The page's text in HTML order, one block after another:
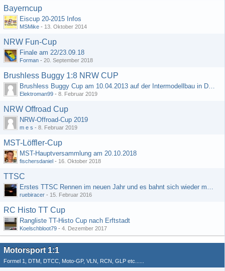
Bayerncup
Eiscup 20-2015 Infos
MSMike - 13. Oktober 2014
NRW Fun-Cup
Finale am 22/23.09.18
Forman - 20. September 2018
Brushless Buggy 1:8 NRW CUP
Brushless Buggy Cup am 10.04.2013 auf der Intermodellbau in Dortmund
Elektroman99 - 8. Februar 2019
NRW Offroad Cup
NRW-Offroad-Cup 2019
m e s - 8. Februar 2019
MST-Löffler-Cup
MST-Hauptversammlung am 20.10.2018
fischersdaniel - 16. Oktober 2018
TTSC
Erstes TTSC Rennen im neuen Jahr und es bahnt sich wieder mal eine Rekordteilnehmerzahl an
ruebiracer - 15. Februar 2016
RC Histo TT Cup
Rangliste TT-Histo Cup nach Erftstadt
Koelschbloot79 - 4. Dezember 2017
Motorsport 1:1
Formel 1, DTM, DTCC, Moto-GP, VLN, RCN, GLP etc......